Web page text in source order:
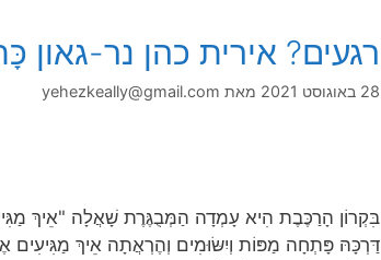
רגעים? אירית כהן נר-
28 באוגוסט 2021 מאת yehezkeally@gmail.com
בִּקְרוֹן הָרַכֶּבֶת הִיא עָמְדָה הַמְּבֻגֶּרֶת שָׁאֲלָה "אֵיךְ
דַּרְכָּהּ פָּתְחָה מַפּוֹת וְיִשּׂוּמִים וְהֶרְאֲתָה אֵיךְ מַגִּיעִים